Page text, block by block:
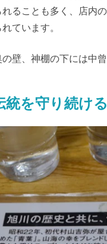
ることも多く、店内
ています。
壁、神棚の下には中
を守り続け